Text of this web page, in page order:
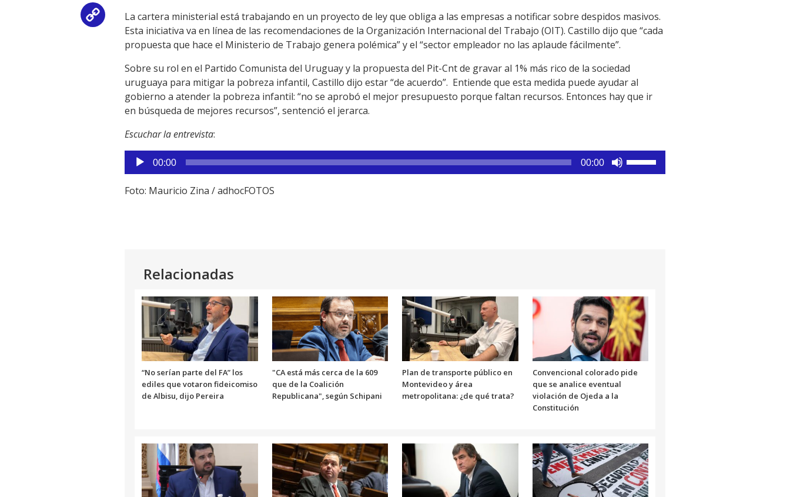
Copy
Link
La cartera ministerial está trabajando en un proyecto de ley que obliga a las empresas a notificar sobre despidos masivos.
Esta iniciativa va en línea de las recomendaciones de la Organización Internacional del Trabajo (OIT). Castillo dijo que “cada
propuesta que hace el Ministerio de Trabajo genera polémica” y el “sector empleador no las aplaude fácilmente”.
Sobre su rol en el Partido Comunista del Uruguay y la propuesta del Pit-Cnt de gravar al 1% más rico de la sociedad
uruguaya para mitigar la pobreza infantil, Castillo dijo estar “de acuerdo”. Entiende que esta medida puede ayudar al
gobierno a atender la pobreza infantil: “no se aprobó el mejor presupuesto porque faltan recursos. Entonces hay que ir
en búsqueda de mejores recursos”, sentenció el jerarca.
Escuchar la entrevista:
Reproductor
de
audio
00:00 00:00
el
volumen.
Foto: Mauricio Zina / adhocFOTOS
Relacionadas
“No serían parte del FA” los
ediles que votaron fideicomiso
de Albisu, dijo Pereira
"CA está más cerca de la 609
que de la Coalición
Republicana", según Schipani
Plan de transporte público en
Montevideo y área
metropolitana: ¿de qué trata?
Convencional colorado pide
que se analice eventual
violación de Ojeda a la
Constitución